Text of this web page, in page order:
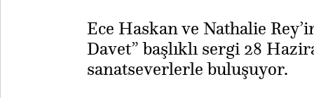
Ece Haskan ve Nathalie
Davet” başlıklı sergi 28
sanatseverlerle buluşuyor.